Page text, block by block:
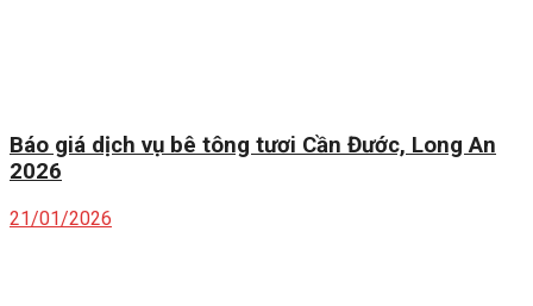
Báo giá dịch vụ bê tông tươi Cần Đước, Long An
2026
21/01/2026